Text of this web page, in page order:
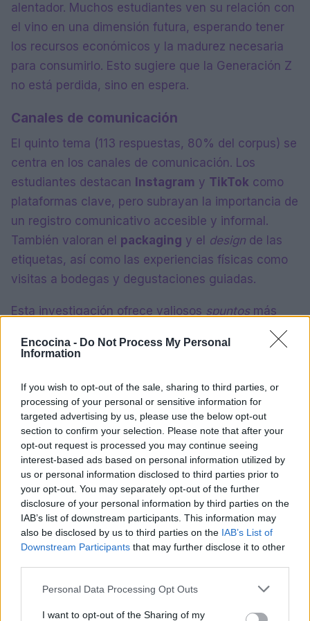
Encocina - Do Not Process My Personal
Information
If you wish to opt-out of the sale, sharing to third parties, or
processing of your personal or sensitive information for
targeted advertising by us, please use the below opt-out
section to confirm your selection. Please note that after your
opt-out request is processed you may continue seeing
interest-based ads based on personal information utilized by
us or personal information disclosed to third parties prior to
your opt-out. You may separately opt-out of the further
disclosure of your personal information by third parties on the
IAB’s list of downstream participants. This information may
also be disclosed by us to third parties on the IAB’s List of
Downstream Participants that may further disclose it to other
Please note that this website/app uses one or more Google
not limited to your visit or usage behaviour. You may click to
Personal Data Processing Opt Outs
I want to opt-out of the Sharing of my
alentador. Muchos estudiantes ven su relación con
el vino en una dimensión futura, esperando tener
los recursos económicos y la madurez necesaria
para consumirlo. Esto sugiere que la Generación Z
no está perdida, sino en espera.
Canales de comunicación
El quinto tema (113 respuestas, 80% del corpus) se
centra en los canales de comunicación. Los
estudiantes destacan
Instagram y TikTok como
plataformas clave, pero subrayan la importancia de
un registro comunicativo accesible y informal.
También valoran el packaging y el design de las
etiquetas, así como las experiencias físicas como
visitas a bodegas y degustaciones guiadas.
Esta investigación ofrece valiosos spuntosmás
imaginario de estos jóvenes, asociado a momentos
embargo, la distancia entre esta imagen y la
posibilidad concreta de acercarse al vino es un
desafío que la industria debe abordar. Los canales
de comunicación existen, los valores sobre los que
hacer palanca están claros, y la disposición futura
de los consumidores también.
Una de las respuestas recibidas —«Wine seems
like something I’m not ready for yet»— puede
interpretarse como un señal de distancia o como
está destinada a abrirse.